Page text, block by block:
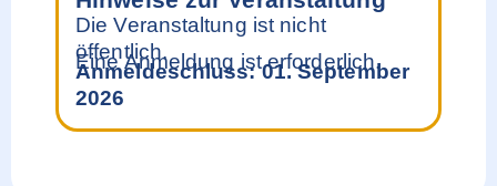
Die Veranstaltung ist nicht
öffentlich.
Eine Anmeldung ist erforderlich.
Anmeldeschluss: 01. September
2026